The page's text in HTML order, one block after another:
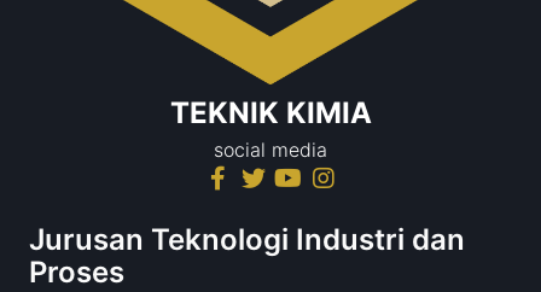
TEKNIK KIMIA
social media
Jurusan Teknologi Industri dan
Proses